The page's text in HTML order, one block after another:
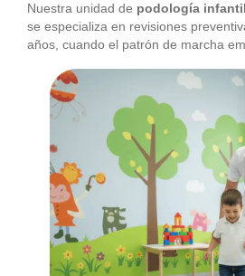
Nuestra unidad de podología
se especializa en revisiones
años, cuando el patrón de marcha